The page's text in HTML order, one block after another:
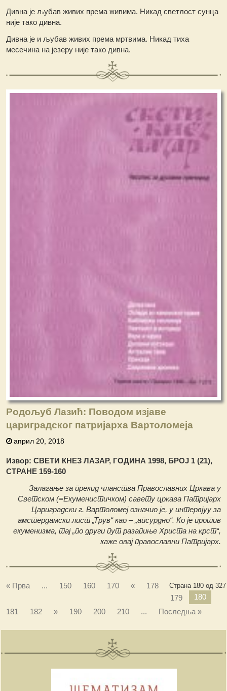
Дивна је љубав живих према живима. Никад светлост сунца
није тако дивна.
Дивна је и љубав живих према мртвима. Никад тиха
месечина на језеру није тако дивна.
Родољуб Лазић: Поводом изјаве
цариградског патријарха Вартоломеја
април 20, 2018
Извор: СВЕТИ КНЕЗ ЛАЗАР, ГОДИНА 1998, БРОЈ 1 (21),
СТРАНЕ 159-160
Залагање за прекид чланства Православних Цркава у
Светском (=Екуменистичком) савету цркава Патријарх
Цариградски г. Вартоломеј означио је, у интервјуу за
амстердамски лист „Трув“ као – „апсурдно“. Ко је против
екуменизма, тај „по други пут разапиње Христа на крст“,
каже овај православни Патријарх.
Страна 180 од 327
« Прва ... 150 160 170 «
178
179
180
181
182 » 190 200 210 ... Последња »